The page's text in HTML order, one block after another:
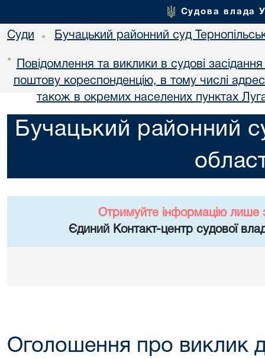
Судова влада
Суди • Бучацький районний суд
•
Повідомлення та виклики в судові
поштову кореспонденцію, в тому числі
також в окремих населених пунктах
Бучацький районний
Отримуйте інформацію лише
Єдиний Контакт-центр судової
Оголошення про виклик